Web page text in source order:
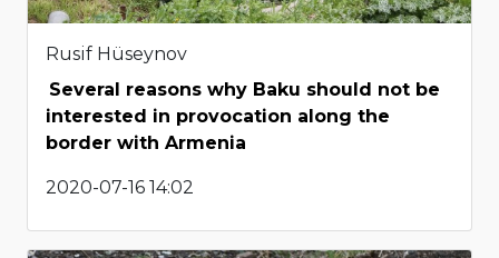
Rusif Hüseynov
Several reasons why Baku should not be
interested in provocation along the
border with Armenia
2020-07-16 14:02